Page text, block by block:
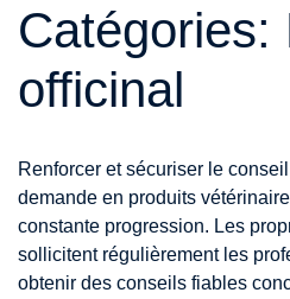
Catégories:
officinal
Renforcer et sécuriser le
demande en produits
constante progression. Les
sollicitent régulièrement les
obtenir des conseils fiables